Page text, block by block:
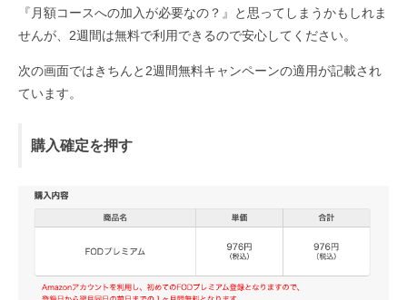
『月額コースへの加入が必要なの？』と思ってしまうかもしれま
せんが、2週間は無料で利用できるので安心してください。
次の画面ではきちんと2週間無料キャンペーンの適用が記載され
ています。
購入確定を押す